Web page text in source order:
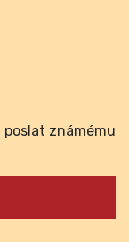
poslat známému